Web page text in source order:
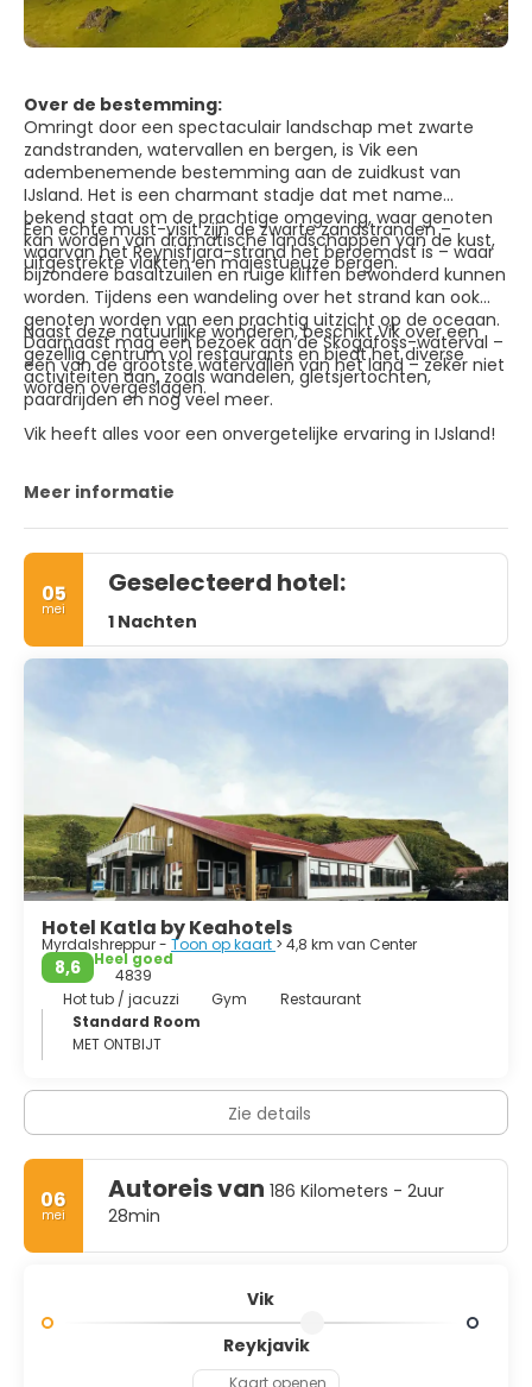
Over de bestemming:
Omringt door een spectaculair landschap met zwarte
zandstranden, watervallen en bergen, is Vik een
adembenemende bestemming aan de zuidkust van
IJsland. Het is een charmant stadje dat met name
bekend staat om de prachtige omgeving, waar genoten
kan worden van dramatische landschappen van de kust,
uitgestrekte vlakten en majestueuze bergen.
Een echte must-visit zijn de zwarte zandstranden –
waarvan het Reynisfjara-strand het beroemdst is – waar
bijzondere basaltzuilen en ruige kliffen bewonderd kunnen
worden. Tijdens een wandeling over het strand kan ook
genoten worden van een prachtig uitzicht op de oceaan.
Daarnaast mag een bezoek aan de Skogafoss-waterval –
een van de grootste watervallen van het land – zeker niet
worden overgeslagen.
Naast deze natuurlijke wonderen, beschikt Vik over een
gezellig centrum vol restaurants en biedt het diverse
activiteiten aan, zoals wandelen, gletsjertochten,
paardrijden en nog veel meer.
Vik heeft alles voor een onvergetelijke ervaring in IJsland!
Meer informatie
05
mei
Geselecteerd hotel:
1 Nachten
Hotel Katla by Keahotels
Myrdalshreppur - Toon op kaart > 4,8 km van Center
8,6
Heel goed
4839
Hot tub / jacuzzi
Gym
Restaurant
Standard Room
MET ONTBIJT
Zie details
06
mei
Autoreis van 186 Kilometers - 2uur
28min
Vik
Reykjavik